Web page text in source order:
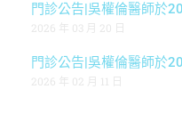
門診公告|吳權倫醫師於
2026 年 03 月 20 日
門診公告|吳權倫醫師於
2026 年 02 月 11 日